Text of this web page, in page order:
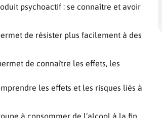
psychoactif : se connaître et avoir
de résister plus facilement à des
de connaître les effets, les
les effets et les risques liés à
à consommer de l’alcool à la fin